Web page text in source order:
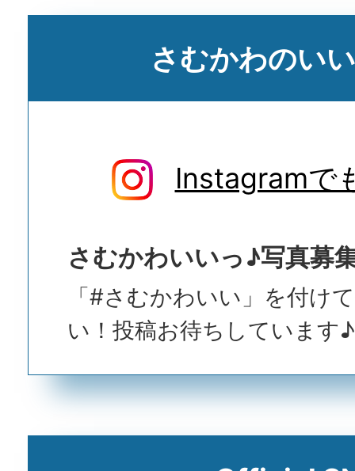
さむかわのい
Instagramで
さむかわいいっ♪写真募
「#さむかわいい」を付け
い！投稿お待ちしています♪